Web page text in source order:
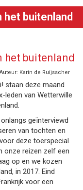
buitenland
het buitenland
Karin de Ruijsscher
staan deze maand
leden van Wetterwille
geïnterviewd
van tochten en
deze toerspecial.
onze reizen zelf een
op en we kozen
in 2017. Eind
voor een